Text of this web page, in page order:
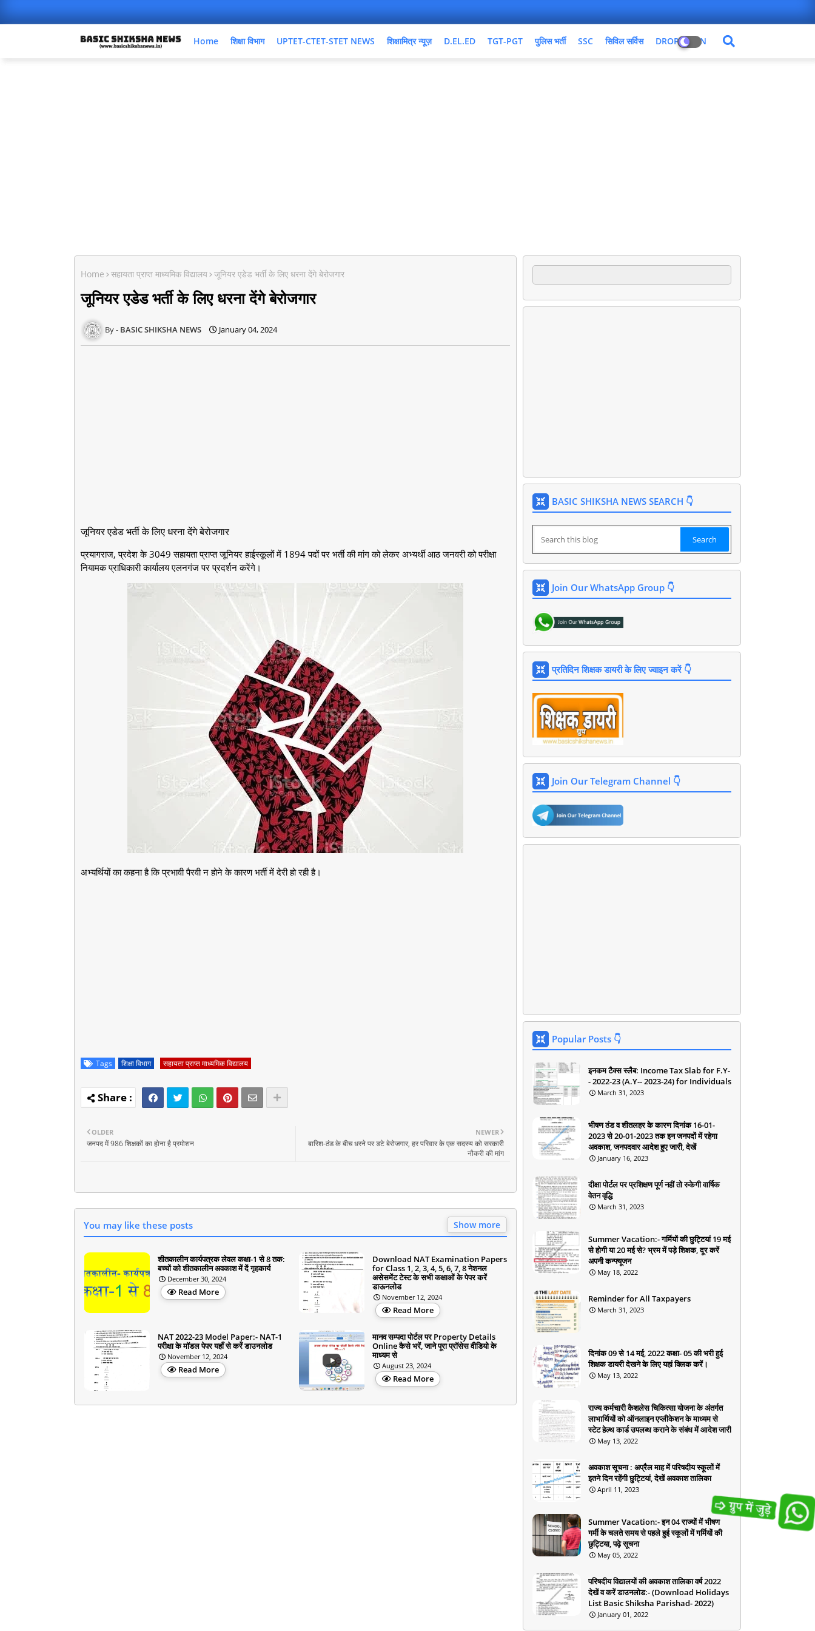
Home शिक्षा विभाग UPTET-CTET-STET NEWS शिक्षामित्र न्यूज़ D.EL.ED TGT-PGT पुलिस भर्ती SSC सिविल सर्विस DROPDOWN
Home सहायता प्राप्त माध्यमिक विद्यालय जूनियर एडेड भर्ती के लिए धरना देंगे बेरोजगार
जूनियर एडेड भर्ती के लिए धरना देंगे बेरोजगार
BASIC SHIKSHA NEWS January 04, 2024
जूनियर एडेड भर्ती के लिए धरना देंगे बेरोजगार
प्रयागराज, प्रदेश के 3049 सहायता प्राप्त जूनियर हाईस्कूलों में 1894 पदों पर भर्ती की मांग को लेकर अभ्यर्थी आठ जनवरी को परीक्षा
नियामक प्राधिकारी कार्यालय एलनगंज पर प्रदर्शन करेंगे।
अभ्यर्थियों का कहना है कि प्रभावी पैरवी न होने के कारण भर्ती में देरी हो रही है।
Tags शिक्षा विभाग सहायता प्राप्त माध्यमिक विद्यालय
NEWER
बारिश-ठंड के बीच धरने पर डटे बेरोजगार, हर परिवार के एक सदस्य को सरकारी
नौकरी की मांग
OLDER
जनपद में 986 शिक्षकों का होना है प्रमोशन
You may like these posts Show more
शीतकालीन कार्यपत्रक लेवल कक्षा-1 से 8 तक:
बच्चों को शीतकालीन अवकाश में दें गृहकार्य
December 30, 2024
Read More
Download NAT Examination Papers
for Class 1, 2, 3, 4, 5, 6, 7, 8 नेशनल
असेसमेंट टेस्ट के सभी कक्षाओं के पेपर करें
डाऊनलोड
November 12, 2024
Read More
NAT 2022-23 Model Paper:- NAT-1
परीक्षा के मॉडल पेपर यहाँ से करें डाउनलोड
November 12, 2024
Read More
मानव सम्पदा पोर्टल पर Property Details
Online कैसे भरें, जाने पूरा प्रॉसेस वीडियो के
माध्यम से
August 23, 2024
Read More
BASIC SHIKSHA NEWS SEARCH 👇
Join Our WhatsApp Group 👇
प्रतिदिन शिक्षक डायरी के लिए ज्वाइन करें 👇
Join Our Telegram Channel 👇
Popular Posts 👇
इनकम टैक्स स्लैब: Income Tax Slab for F.Y-
- 2022-23 (A.Y-- 2023-24) for Individuals
March 31, 2023
भीषण ठंड व शीतलहर के कारण दिनांक 16-01-
2023 से 20-01-2023 तक इन जनपदों में रहेगा
अवकाश, जनपदवार आदेश हुए जारी, देखें
January 16, 2023
दीक्षा पोर्टल पर प्रशिक्षण पूर्ण नहीं तो रुकेगी वार्षिक
वेतन वृद्धि
March 31, 2023
Summer Vacation:- गर्मियों की छुट्टियां 19 मई
से होगी या 20 मई से? भ्रम में पड़े शिक्षक, दूर करें
अपनी कन्फ्यूजन
May 18, 2022
Reminder for All Taxpayers
March 31, 2023
दिनांक 09 से 14 मई, 2022 कक्षा- 05 की भरी हुई
शिक्षक डायरी देखने के लिए यहां क्लिक करें।
May 13, 2022
राज्य कर्मचारी कैशलेस चिकित्सा योजना के अंतर्गत
लाभार्थियों को ऑनलाइन एप्लीकेशन के माध्यम से
स्टेट हेल्थ कार्ड उपलब्ध कराने के संबंध में आदेश जारी
May 13, 2022
अवकाश सूचना : अप्रैल माह में परिषदीय स्कूलों में
इतने दिन रहेंगी छुट्टियां, देखें अवकाश तालिका
April 11, 2023
Summer Vacation:- इन 04 राज्यों में भीषण
गर्मी के चलते समय से पहले हुई स्कूलों में गर्मियों की
छुट्टिया, पढ़े सूचना
May 05, 2022
परिषदीय विद्यालयों की अवकाश तालिका वर्ष 2022
देखें व करें डाउनलोड:- (Download Holidays
List Basic Shiksha Parishad- 2022)
January 01, 2022